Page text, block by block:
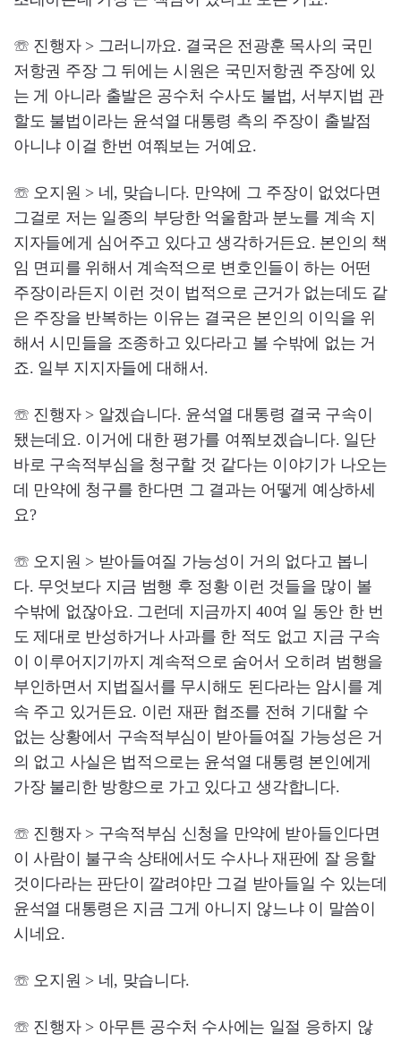
☏ 진행자 > 그러니까요. 결국은 전광훈 목사의 국민
저항권 주장 그 뒤에는 시원은 국민저항권 주장에 있
는 게 아니라 출발은 공수처 수사도 불법, 서부지법 관
할도 불법이라는 윤석열 대통령 측의 주장이 출발점
아니냐 이걸 한번 여쭤보는 거예요.
☏ 오지원 > 네, 맞습니다. 만약에 그 주장이 없었다면
그걸로 저는 일종의 부당한 억울함과 분노를 계속 지
지자들에게 심어주고 있다고 생각하거든요. 본인의 책
임 면피를 위해서 계속적으로 변호인들이 하는 어떤
주장이라든지 이런 것이 법적으로 근거가 없는데도 같
은 주장을 반복하는 이유는 결국은 본인의 이익을 위
해서 시민들을 조종하고 있다라고 볼 수밖에 없는 거
죠. 일부 지지자들에 대해서.
☏ 진행자 > 알겠습니다. 윤석열 대통령 결국 구속이
됐는데요. 이거에 대한 평가를 여쭤보겠습니다. 일단
바로 구속적부심을 청구할 것 같다는 이야기가 나오는
데 만약에 청구를 한다면 그 결과는 어떻게 예상하세
요?
☏ 오지원 > 받아들여질 가능성이 거의 없다고 봅니
다. 무엇보다 지금 범행 후 정황 이런 것들을 많이 볼
수밖에 없잖아요. 그런데 지금까지 40여 일 동안 한 번
도 제대로 반성하거나 사과를 한 적도 없고 지금 구속
이 이루어지기까지 계속적으로 숨어서 오히려 범행을
부인하면서 지법질서를 무시해도 된다라는 암시를 계
속 주고 있거든요. 이런 재판 협조를 전혀 기대할 수
없는 상황에서 구속적부심이 받아들여질 가능성은 거
의 없고 사실은 법적으로는 윤석열 대통령 본인에게
가장 불리한 방향으로 가고 있다고 생각합니다.
☏ 진행자 > 구속적부심 신청을 만약에 받아들인다면
이 사람이 불구속 상태에서도 수사나 재판에 잘 응할
것이다라는 판단이 깔려야만 그걸 받아들일 수 있는데
윤석열 대통령은 지금 그게 아니지 않느냐 이 말씀이
시네요.
☏ 오지원 > 네, 맞습니다.
☏ 진행자 > 아무튼 공수처 수사에는 일절 응하지 않